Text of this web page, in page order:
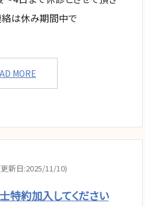
絡は休み期間中で
MORE
新日:2025/11/10)
特約加入してください